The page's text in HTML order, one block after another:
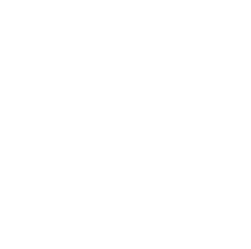
un último vistazo a mi reloj de mano y
Era increíble, ni en mis peores